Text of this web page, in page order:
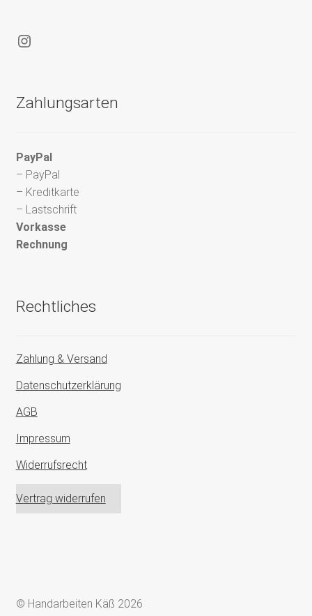
Instagram
Zahlungsarten
PayPal
– PayPal
– Kreditkarte
– Lastschrift
Vorkasse
Rechnung
Rechtliches
Zahlung & Versand
Datenschutzerklärung
AGB
Impressum
Widerrufsrecht
Vertrag widerrufen
© Handarbeiten Käß 2026